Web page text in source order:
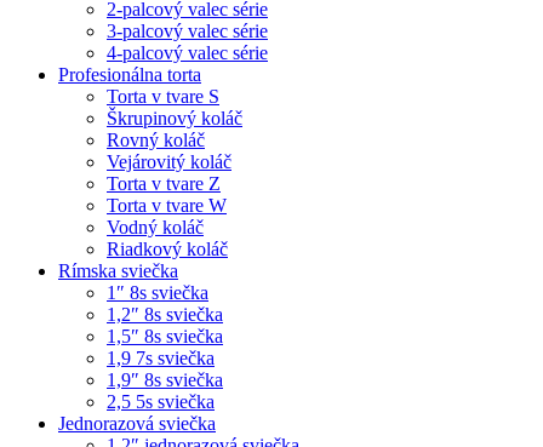
2-palcový valec série
3-palcový valec série
4-palcový valec série
Profesionálna torta
Torta v tvare S
Škrupinový koláč
Rovný koláč
Vejárovitý koláč
Torta v tvare Z
Torta v tvare W
Vodný koláč
Riadkový koláč
Rímska sviečka
1″ 8s sviečka
1,2″ 8s sviečka
1,5″ 8s sviečka
1,9 7s sviečka
1,9″ 8s sviečka
2,5 5s sviečka
Jednorazová sviečka